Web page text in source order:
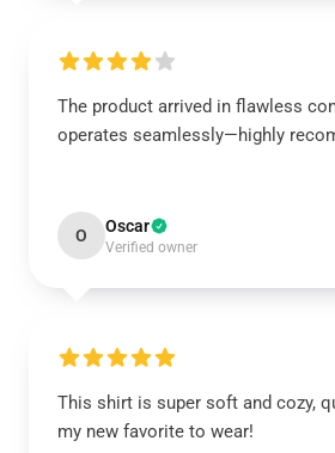
The product arrived in flawless
operates seamlessly—highly
O Oscar
Verified owner
This shirt is super soft and cozy,
my new favorite to wear!